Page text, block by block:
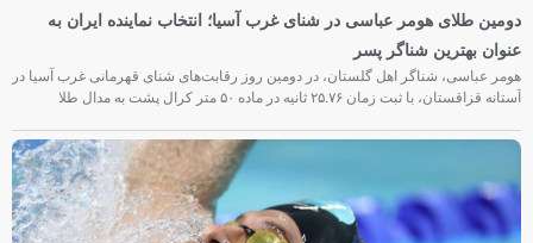
دومین طلای هومر عباسی در شنای غرب آسیا؛ انتخاب نماینده ایران به
عنوان بهترین شناگر پسر
هومر عباسی، شناگر اهل گلستان، در دومین روز رقابت‌های شنای قهرمانی غرب آسیا در
آستانه قزاقستان، با ثبت زمان ۲۵.۷۶ ثانیه در ماده ۵۰ متر کرال پشت به مدال طلا